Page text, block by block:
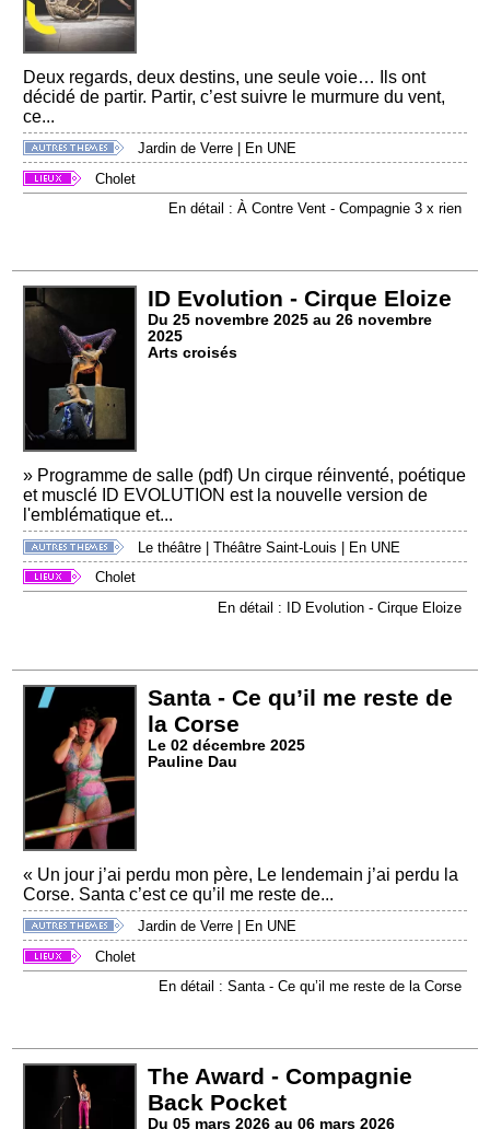
Deux regards, deux destins, une seule voie… Ils ont
décidé de partir. Partir, c’est suivre le murmure du vent,
ce...
Jardin de Verre
En UNE
Cholet
En détail : À Contre Vent - Compagnie 3 x rien
ID Evolution - Cirque Eloize
Du 25 novembre 2025 au 26 novembre
2025
Arts croisés
» Programme de salle (pdf) Un cirque réinventé, poétique
et musclé ID EVOLUTION est la nouvelle version de
l'emblématique et...
Le théâtre |Théâtre Saint-Louis
En UNE
Cholet
En détail : ID Evolution - Cirque Eloize
Santa - Ce qu’il me reste de
la Corse
Le 02 décembre 2025
Pauline Dau
« Un jour j’ai perdu mon père, Le lendemain j’ai perdu la
Corse. Santa c’est ce qu’il me reste de...
Jardin de Verre
En UNE
Cholet
En détail : Santa - Ce qu’il me reste de la Corse
The Award - Compagnie
Back Pocket
Du 05 mars 2026 au 06 mars 2026